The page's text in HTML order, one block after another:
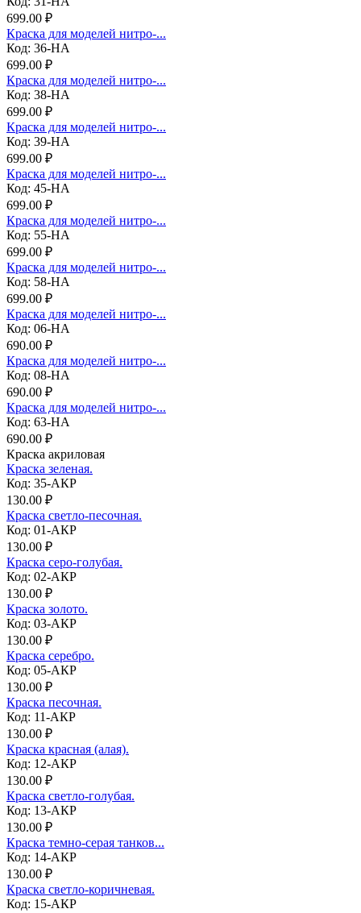
699.00 ₽
Краска для моделей нитро-...
Код: 36-НА
699.00 ₽
Краска для моделей нитро-...
Код: 38-НА
699.00 ₽
Краска для моделей нитро-...
Код: 39-НА
699.00 ₽
Краска для моделей нитро-...
Код: 45-НА
699.00 ₽
Краска для моделей нитро-...
Код: 55-НА
699.00 ₽
Краска для моделей нитро-...
Код: 58-НА
699.00 ₽
Краска для моделей нитро-...
Код: 06-НА
690.00 ₽
Краска для моделей нитро-...
Код: 08-НА
690.00 ₽
Краска для моделей нитро-...
Код: 63-НА
690.00 ₽
Краска акриловая
Краска зеленая.
Код: 35-АКР
130.00 ₽
Краска светло-песочная.
Код: 01-АКР
130.00 ₽
Краска серо-голубая.
Код: 02-АКР
130.00 ₽
Краска золото.
Код: 03-АКР
130.00 ₽
Краска серебро.
Код: 05-АКР
130.00 ₽
Краска песочная.
Код: 11-АКР
130.00 ₽
Краска красная (алая).
Код: 12-АКР
130.00 ₽
Краска светло-голубая.
Код: 13-АКР
130.00 ₽
Краска темно-серая танков...
Код: 14-АКР
130.00 ₽
Краска светло-коричневая.
Код: 15-АКР